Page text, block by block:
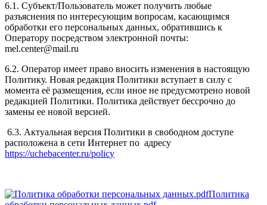
6.1. Субъект/Пользователь может получить любые
разъяснения по интересующим вопросам, касающимся
обработки его персональных данных, обратившись к
Оператору посредством электронной почты:
mel.center@mail.ru
6.2. Оператор имеет право вносить изменения в настоящую
Политику. Новая редакция Политики вступает в силу с
момента её размещения, если иное не предусмотрено новой
редакцией Политики. Политика действует бессрочно до
замены ее новой версией.
6.3. Актуальная версия Политики в свободном доступе
расположена в сети Интернет по адресу
https://uchebacenter.ru/policy
Политика